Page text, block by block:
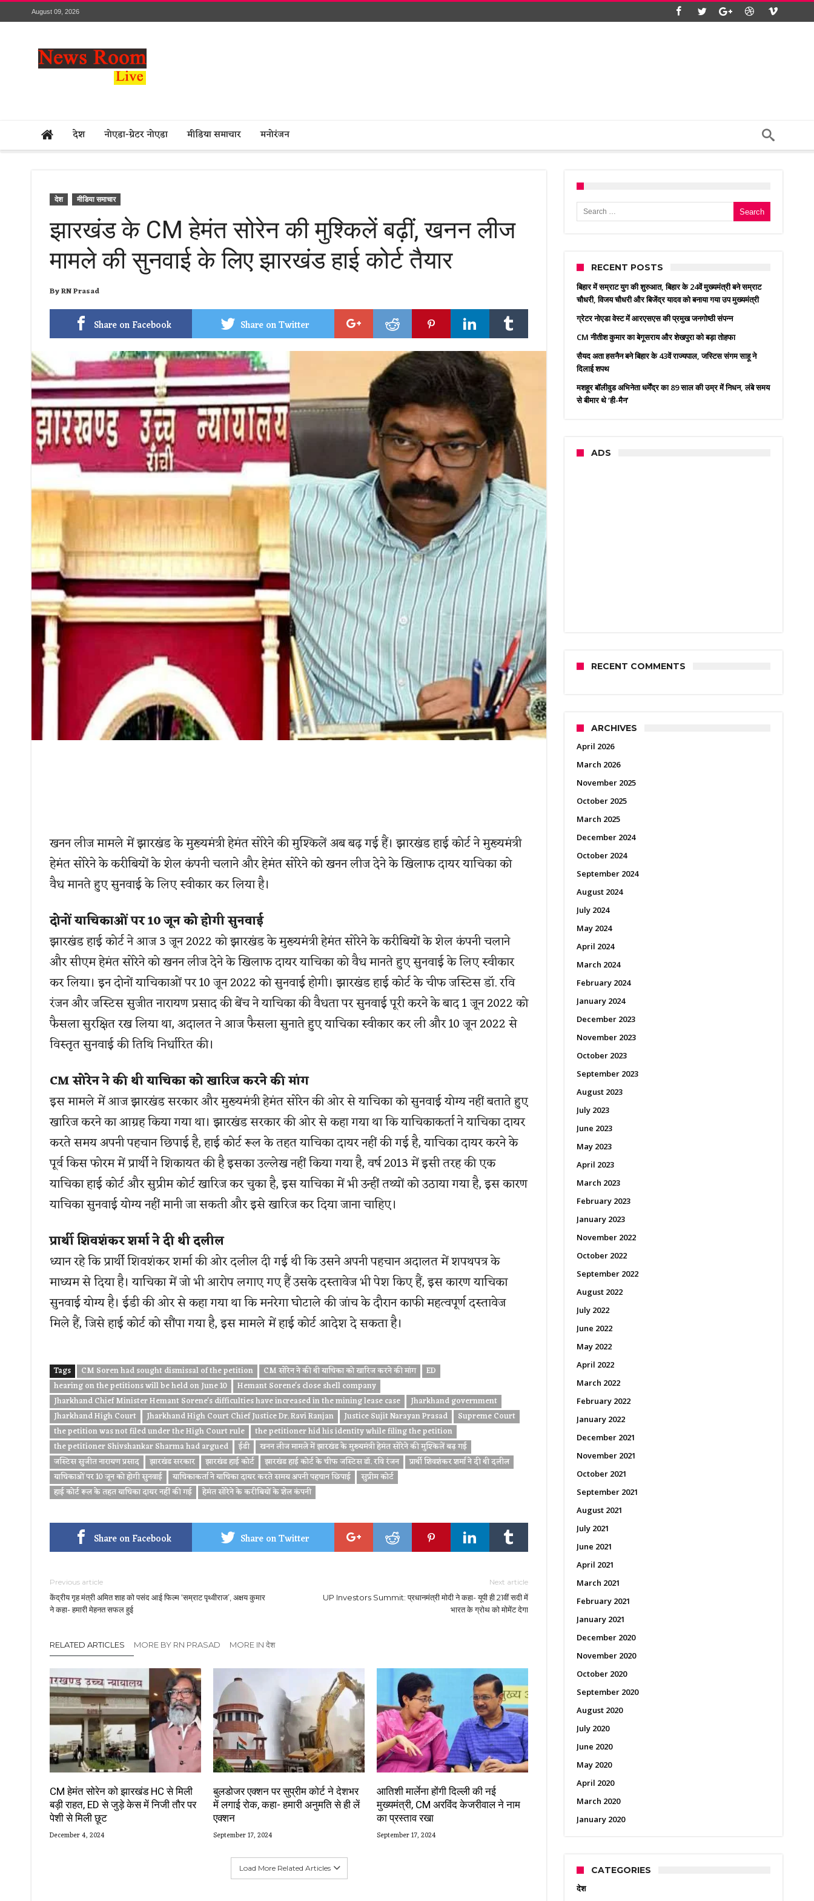
August 09, 2026
देश नोएडा-ग्रेटर नोएडा मीडिया समाचार मनोरंजन
देश मीडिया समाचार
झारखंड के CM हेमंत सोरेन की मुश्किलें बढ़ीं, खनन लीज
मामले की सुनवाई के लिए झारखंड हाई कोर्ट तैयार
ByRN Prasad
Share on Facebook Share on Twitter
खनन लीज मामले में झारखंड के मुख्यमंत्री हेमंत सोरेने की मुश्किलें अब बढ़ गई हैं। झारखंड हाई कोर्ट ने मुख्यमंत्री
हेमंत सोरेने के करीबियों के शेल कंपनी चलाने और हेमंत सोरेने को खनन लीज देने के खिलाफ दायर याचिका को
वैध मानते हुए सुनवाई के लिए स्वीकार कर लिया है।
दोनों याचिकाओं पर 10 जून को होगी सुनवाई
झारखंड हाई कोर्ट ने आज 3 जून 2022 को झारखंड के मुख्यमंत्री हेमंत सोरेने के करीबियों के शेल कंपनी चलाने
और सीएम हेमंत सोरेने को खनन लीज देने के खिलाफ दायर याचिका को वैध मानते हुए सुनवाई के लिए स्वीकार
कर लिया। इन दोनों याचिकाओं पर 10 जून 2022 को सुनवाई होगी। झारखंड हाई कोर्ट के चीफ जस्टिस डॉ. रवि
रंजन और जस्टिस सुजीत नारायण प्रसाद की बेंच ने याचिका की वैधता पर सुनवाई पूरी करने के बाद 1 जून 2022 को
फैसला सुरक्षित रख लिया था, अदालत ने आज फैसला सुनाते हुए याचिका स्वीकार कर ली और 10 जून 2022 से
विस्तृत सुनवाई की तिथि निर्धारित की।
CM सोरेन ने की थी याचिका को खारिज करने की मांग
इस मामले में आज झारखंड सरकार और मुख्यमंत्री हेमंत सोरेन की ओर से याचिका को सुनवाई योग्य नहीं बताते हुए
खारिज करने का आग्रह किया गया था। झारखंड सरकार की ओर से कहा गया था कि याचिकाकर्ता ने याचिका दायर
करते समय अपनी पहचान छिपाई है, हाई कोर्ट रूल के तहत याचिका दायर नहीं की गई है, याचिका दायर करने के
पूर्व किस फोरम में प्रार्थी ने शिकायत की है इसका उल्लेख नहीं किया गया है, वर्ष 2013 में इसी तरह की एक
याचिका हाई कोर्ट और सुप्रीम कोर्ट खारिज कर चुका है, इस याचिका में भी उन्हीं तथ्यों को उठाया गया है, इस कारण
याचिका सुनवाई योग्य नहीं मानी जा सकती और इसे खारिज कर दिया जाना चाहिए।
प्रार्थी शिवशंकर शर्मा ने दी थी दलील
ध्यान रहे कि प्रार्थी शिवशंकर शर्मा की ओर दलील दी गई थी कि उसने अपनी पहचान अदालत में शपथपत्र के
माध्यम से दिया है। याचिका में जो भी आरोप लगाए गए हैं उसके दस्तावेज भी पेश किए हैं, इस कारण याचिका
सुनवाई योग्य है। ईडी की ओर से कहा गया था कि मनरेगा घोटाले की जांच के दौरान काफी महत्वपूर्ण दस्तावेज
मिले हैं, जिसे हाई कोर्ट को सौंपा गया है, इस मामले में हाई कोर्ट आदेश दे सकता है।
Tags CM Soren had sought dismissal of the petition CM सोरेन ने की थी याचिका को खारिज करने की मांग
ED
hearing on the petitions will be held on June 10
Hemant Sorene's close shell company
Jharkhand Chief Minister Hemant Sorene's difficulties have increased in the mining lease case
Jharkhand government
Jharkhand High Court
Jharkhand High Court Chief Justice Dr. Ravi Ranjan Justice Sujit Narayan Prasad
Supreme Court
the petition was not filed under the High Court rule
the petitioner hid his identity while filing the petition
the petitioner Shivshankar Sharma had argued
ईडी
खनन लीज मामले में झारखंड के मुख्यमंत्री हेमंत सोरेने की मुश्किलें बढ़ गई
जस्टिस सुजीत नारायण प्रसाद
झारखंड सरकार झारखंड हाई कोर्ट झारखंड हाई कोर्ट के चीफ जस्टिस डॉ. रवि रंजन
प्रार्थी शिवशंकर शर्मा ने दी थी दलील
याचिकाओं पर 10 जून को होगी सुनवाई
याचिकाकर्ता ने याचिका दायर करते समय अपनी पहचान छिपाई
सुप्रीम कोर्ट
हाई कोर्ट रूल के तहत याचिका दायर नहीं की गई
हेमंत सोरेने के करीबियों के शेल कंपनी
Share on Facebook Share on Twitter
Previous article
केंद्रीय गृह मंत्री अमित शाह को पसंद आई फिल्म ‘सम्राट पृथ्वीराज’, अक्षय कुमार
ने कहा- हमारी मेहनत सफल हुई
Next article
UP Investors Summit: प्रधानमंत्री मोदी ने कहा- यूपी ही 21वीं सदी में
भारत के ग्रोथ को मोमेंट देगा
RELATED ARTICLES MORE BY RN PRASAD MORE IN देश
CM हेमंत सोरेन को झारखंड HC से मिली
बड़ी राहत, ED से जुड़े केस में निजी तौर पर
पेशी से मिली छूट
December 4, 2024
बुलडोजर एक्शन पर सुप्रीम कोर्ट ने देशभर
में लगाई रोक, कहा- हमारी अनुमति से ही लें
एक्शन
September 17, 2024
आतिशी मार्लेना होंगी दिल्ली की नई
मुख्यमंत्री, CM अरविंद केजरीवाल ने नाम
का प्रस्ताव रखा
September 17, 2024
Load More Related Articles
Search for:
RECENT POSTS
बिहार में सम्राट युग की शुरुआत, बिहार के 24वें मुख्यमंत्री बने सम्राट
चौधरी, विजय चौधरी और बिजेंद्र यादव को बनाया गया उप मुख्यमंत्री
ग्रेटर नोएडा वेस्ट में आरएसएस की प्रमुख जनगोष्ठी संपन्न
CM नीतीश कुमार का बेगूसराय और शेखपुरा को बड़ा तोहफा
सैयद अता हसनैन बने बिहार के 43वें राज्यपाल, जस्टिस संगम साहू ने
दिलाई शपथ
मशहूर बॉलीवुड अभिनेता धर्मेंद्र का 89 साल की उम्र में निधन, लंबे समय
से बीमार थे ‘ही-मैन’
ADS
RECENT COMMENTS
ARCHIVES
April 2026
March 2026
November 2025
October 2025
March 2025
December 2024
October 2024
September 2024
August 2024
July 2024
May 2024
April 2024
March 2024
February 2024
January 2024
December 2023
November 2023
October 2023
September 2023
August 2023
July 2023
June 2023
May 2023
April 2023
March 2023
February 2023
January 2023
November 2022
October 2022
September 2022
August 2022
July 2022
June 2022
May 2022
April 2022
March 2022
February 2022
January 2022
December 2021
November 2021
October 2021
September 2021
August 2021
July 2021
June 2021
April 2021
March 2021
February 2021
January 2021
December 2020
November 2020
October 2020
September 2020
August 2020
July 2020
June 2020
May 2020
April 2020
March 2020
January 2020
CATEGORIES
देश